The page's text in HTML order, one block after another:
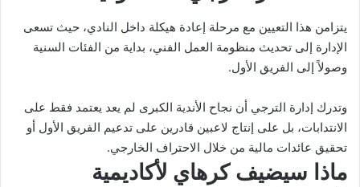
يتزامن هذا التعيين مع مرحلة إعادة هيكلة داخل النادي، حيث تسعى
الإدارة إلى تحديث منظومة العمل الفني، بداية من الفئات السنية
وصولاً إلى الفريق الأول.
وتدرك إدارة الترجي أن نجاح الأندية الكبرى لم يعد يعتمد فقط على
الانتدابات، بل على إنتاج لاعبين قادرين على تدعيم الفريق الأول أو
تحقيق عائدات مالية من خلال الاحتراف الخارجي.
ماذا سيضيف كرهاي لأكاديمية